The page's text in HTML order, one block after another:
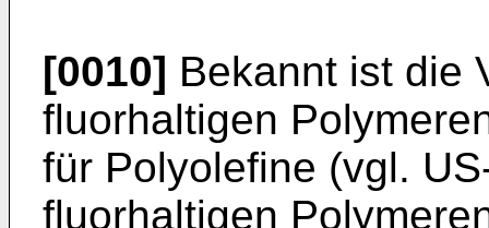
[0010] Bekannt ist die
fluorhaltigen
für Polyolefine (vgl.
fluorhaltigen